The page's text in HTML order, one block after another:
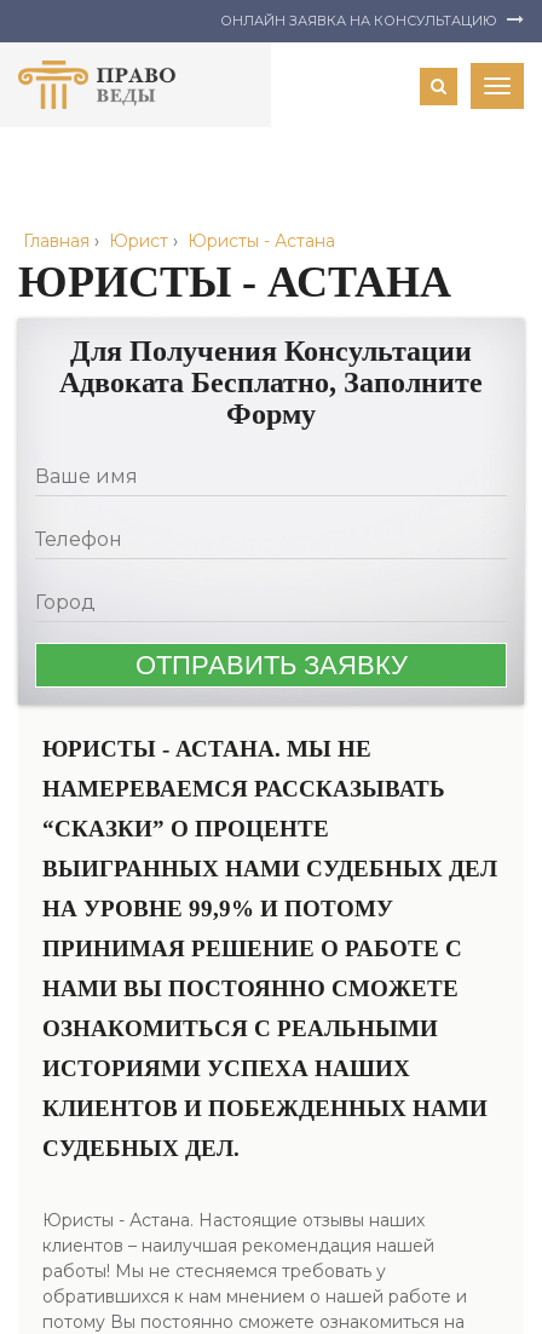
ОНЛАЙН ЗАЯВКА НА КОНСУЛЬТАЦИЮ
Главная › Юрист › Юристы - Астана
ЮРИСТЫ - АСТАНА
Для Получения Консультации
Адвоката Бесплатно, Заполните
Форму
ЮРИСТЫ - АСТАНА. МЫ НЕ
НАМЕРЕВАЕМСЯ РАССКАЗЫВАТЬ
“СКАЗКИ” О ПРОЦЕНТЕ
ВЫИГРАННЫХ НАМИ CУДЕБНЫХ ДЕЛ
НА УРОВНЕ 99,9% И ПОТОМУ
ПРИНИМАЯ РЕШЕНИЕ О РАБОТЕ С
НАМИ ВЫ ПОСТОЯННО СМОЖЕТЕ
ОЗНАКОМИТЬСЯ С РЕАЛЬНЫМИ
ИСТОРИЯМИ УСПЕХА НАШИХ
КЛИЕНТОВ И ПОБЕЖДЕННЫХ НАМИ
СУДЕБНЫХ ДЕЛ.
Юристы - Астана. Настоящие отзывы наших
клиентов – наилучшая рекомендация нашей
работы! Мы не стесняемся требовать у
обратившихся к нам мнением о нашей работе и
потому Вы постоянно сможете ознакомиться на